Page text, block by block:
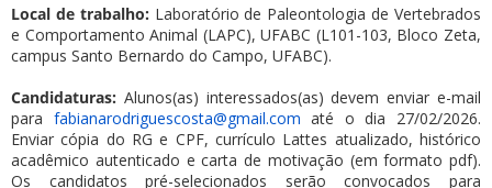
Local de trabalho: Laboratório de Paleontologia de Vertebrados
e Comportamento Animal (LAPC), UFABC (L101-103, Bloco Zeta,
campus Santo Bernardo do Campo, UFABC).
Candidaturas: Alunos(as) interessados(as) devem enviar e-mail
para fabianarodriguescosta@gmail.com até o dia 27/02/2026.
Enviar cópia do RG e CPF, currículo Lattes atualizado, histórico
acadêmico autenticado e carta de motivação (em formato pdf).
Os candidatos pré-selecionados serão convocados para